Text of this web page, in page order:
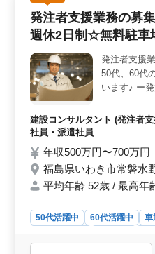
を活かせる調理業務＞ 料
日帰り宴会など多様なお客
せる職場です。これまでの
ます。 ＜シニア世代も活
ッフも活躍しており、年齢
す。シフト制による柔軟な
て勤務したい方にも適した
発注者支援業務の募
週休2日制☆無料駐車
発注者支援
50代、60代
います♪ ー
全域案件ご
計変更 ・現
り ・資料作
舎完備・週
施工管理技
にご相談く
建設コンサルタント (発注者
社員・派遣社員
年収500万円〜700万円
福島県いわき市常磐水
平均年齢 52歳 / 最高年
50代活躍中 60代活躍中 車